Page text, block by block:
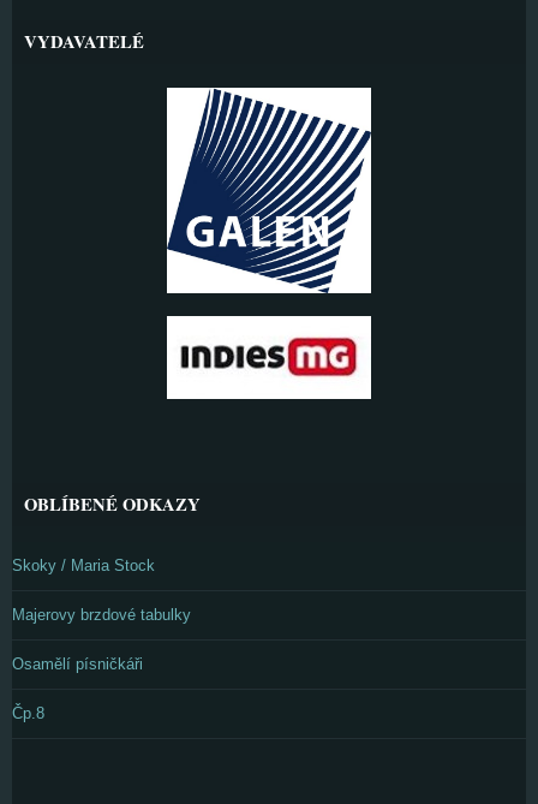
VYDAVATELÉ
OBLÍBENÉ ODKAZY
Skoky / Maria Stock
Majerovy brzdové tabulky
Osamělí písničkáři
Čp.8